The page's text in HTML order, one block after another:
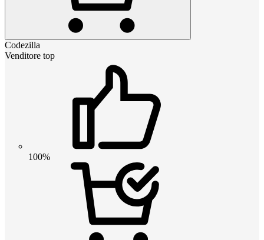
Codezilla
Venditore top
100%